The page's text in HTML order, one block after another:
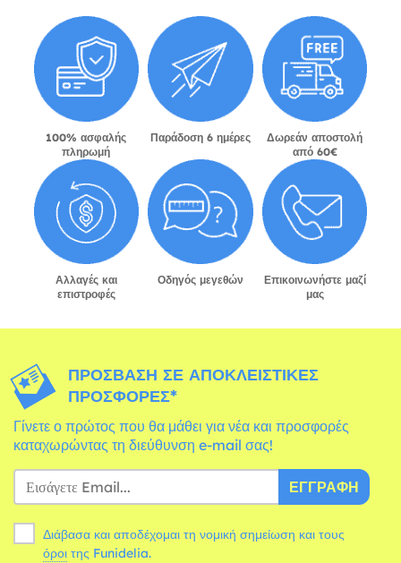
100% ασφαλής
πληρωμή
Παράδοση 6 ημέρες
Δωρεάν αποστολή
από 60€
Αλλαγές και
επιστροφές
Οδηγός μεγεθών
Επικοινωνήστε μαζί
μας
ΠΡΌΣΒΑΣΗ ΣΕ ΑΠΟΚΛΕΙΣΤΙΚΈΣ
ΠΡΟΣΦΟΡΈΣ*
Γίνετε ο πρώτος που θα μάθει για νέα και προσφορές
καταχωρώντας τη διεύθυνση e-mail σας!
ΕΓΓΡΑΦΉ
Διάβασα και αποδέχομαι τη νομική σημείωση και τους
όροι της Funidelia.